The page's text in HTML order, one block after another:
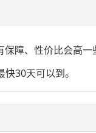
障、性价比会高一
30天可以到。